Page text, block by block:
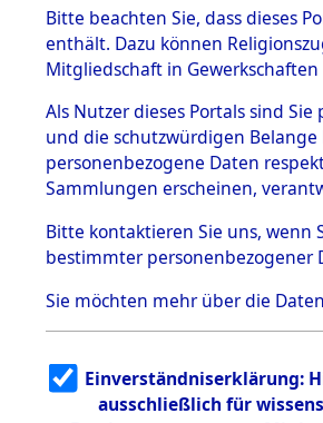
BESTÄNDE
1.
mente
5. Verschiedenes
5.3
Todesmärsche
5.3.1 Alliierte
Erhebungen
zu
Todesmärsch
en
5.3.2
g
5.3.3
Bitte beachten Sie, dass dieses
enthält. Dazu können
Mitgliedschaft in
Als Nutzer dieses Portals sind
und die schutzwürdigen
personenbezogene Daten
Sammlungen erscheinen,
Bitte kontaktieren Sie uns, wenn
bestimmter personenbezogener
Sie möchten mehr über die
Einverständniserklärung:
ausschließlich für